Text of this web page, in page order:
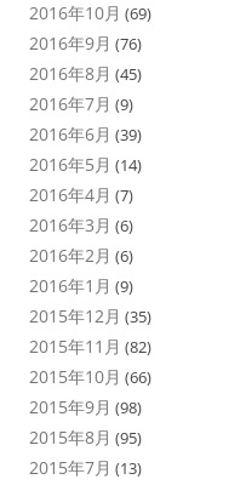
2016年10月 (69)
2016年9月 (76)
2016年8月 (45)
2016年7月 (9)
2016年6月 (39)
2016年5月 (14)
2016年4月 (7)
2016年3月 (6)
2016年2月 (6)
2016年1月 (9)
2015年12月 (35)
2015年11月 (82)
2015年10月 (66)
2015年9月 (98)
2015年8月 (95)
2015年7月 (13)